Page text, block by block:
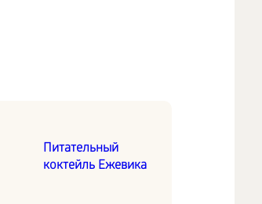
Питательный
коктейль Ежевика